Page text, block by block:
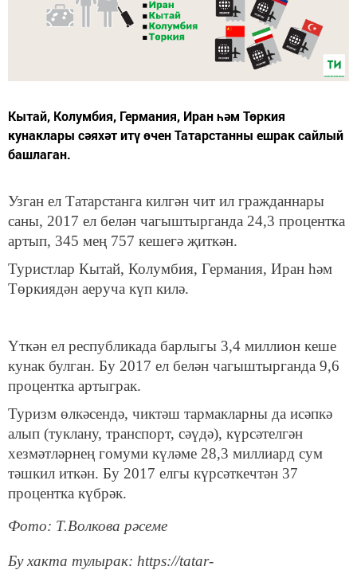
Кытай, Колумбия, Германия, Иран һәм Төркия
кунаклары сәяхәт итү өчен Татарстанны ешрак сайлый
башлаган.
Узган ел Татарстанга килгән чит ил гражданнары
саны, 2017 ел белән чагыштырганда 24,3 процентка
артып, 345 мең 757 кешегә җиткән.
Туристлар Кытай, Колумбия, Германия, Иран һәм
Төркиядән аеруча күп килә.
Үткән ел республикада барлыгы 3,4 миллион кеше
кунак булган. Бу 2017 ел белән чагыштырганда 9,6
процентка артыграк.
Туризм өлкәсендә, чиктәш тармакларны да исәпкә
алып (туклану, транспорт, сәүдә), күрсәтелгән
хезмәтләрнең гомуми күләме 28,3 миллиард сум
тәшкил иткән. Бу 2017 елгы күрсәткечтән 37
процентка күбрәк.
Фото: Т.Волкова рәсеме
Бу хакта тулырак: https://tatar-